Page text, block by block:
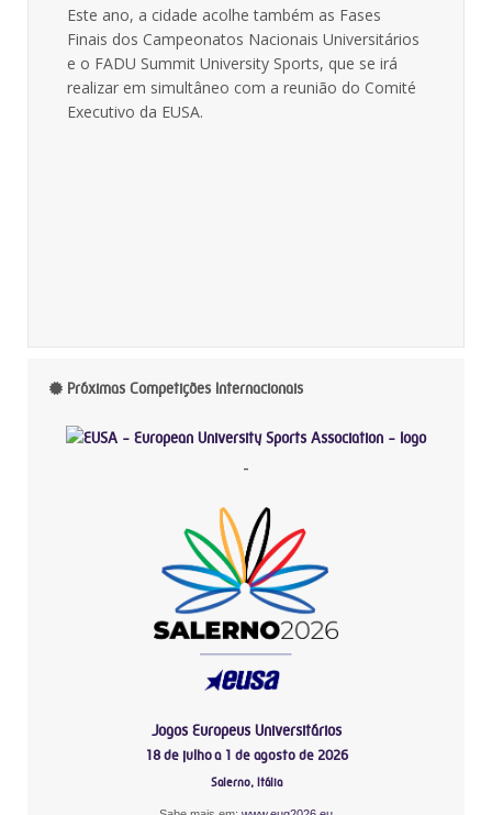
Este ano, a cidade acolhe também as Fases
Finais dos Campeonatos Nacionais Universitários
e o FADU Summit University Sports, que se irá
realizar em simultâneo com a reunião do Comité
Executivo da EUSA.
Próximas Competições Internacionais
-
Jogos Europeus Universitários
18 de julho a 1 de agosto de 2026
Salerno, Itália